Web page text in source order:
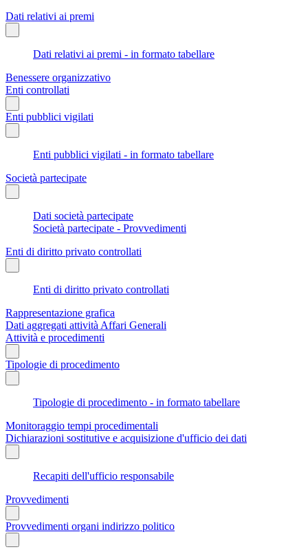
Dati relativi ai premi
Dati relativi ai premi - in formato tabellare
Benessere organizzativo
Enti controllati
Enti pubblici vigilati
Enti pubblici vigilati - in formato tabellare
Società partecipate
Dati società partecipate
Società partecipate - Provvedimenti
Enti di diritto privato controllati
Enti di diritto privato controllati
Rappresentazione grafica
Dati aggregati attività Affari Generali
Attività e procedimenti
Tipologie di procedimento
Tipologie di procedimento - in formato tabellare
Monitoraggio tempi procedimentali
Dichiarazioni sostitutive e acquisizione d'ufficio dei dati
Recapiti dell'ufficio responsabile
Provvedimenti
Provvedimenti organi indirizzo politico